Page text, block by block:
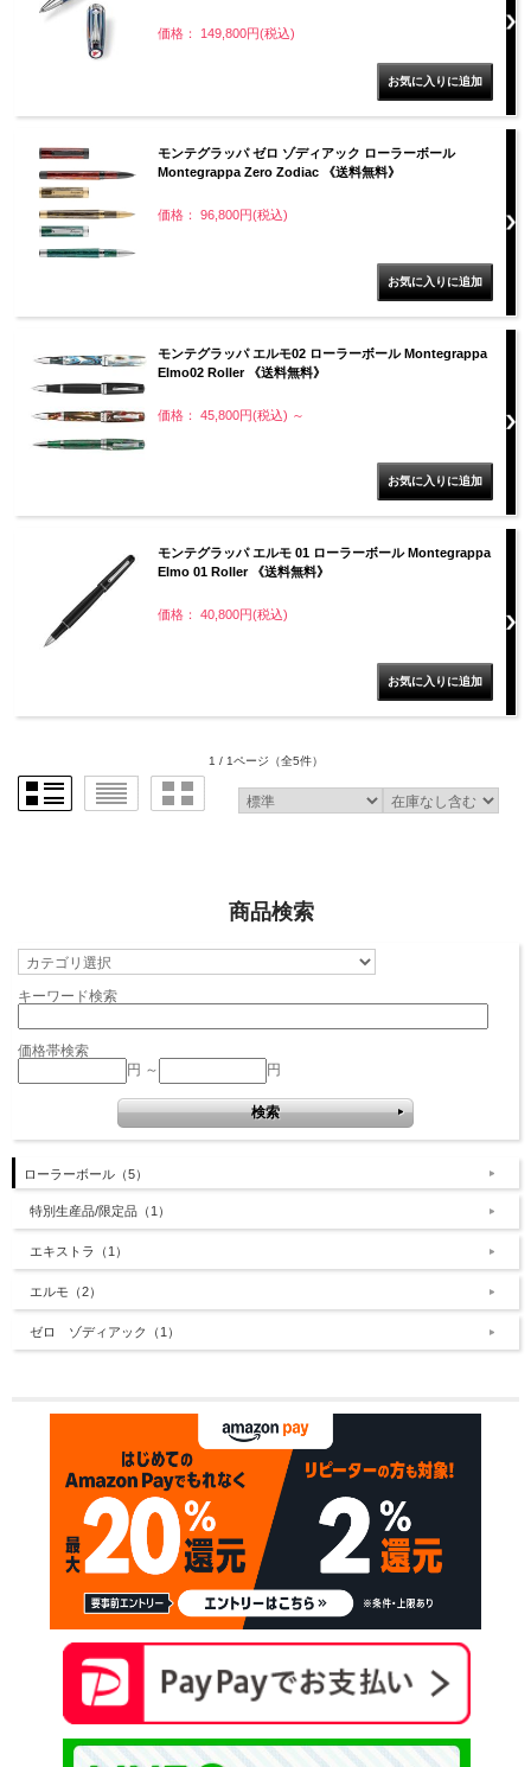
価格： 149,800円(税込)
モンテグラッパ ゼロ ゾディアック ローラーボール
Montegrappa Zero Zodiac 《送料無料》
価格： 96,800円(税込)
モンテグラッパ エルモ02 ローラーボール Montegrappa
Elmo02 Roller 《送料無料》
価格： 45,800円(税込) ～
モンテグラッパ エルモ 01 ローラーボール Montegrappa
Elmo 01 Roller 《送料無料》
価格： 40,800円(税込)
1 / 1ページ （全5件）
商品検索
キーワード検索
価格帯検索
円 ～
円
ローラーボール（5）
特別生産品/限定品（1）
エキストラ（1）
エルモ（2）
ゼロ ゾディアック（1）